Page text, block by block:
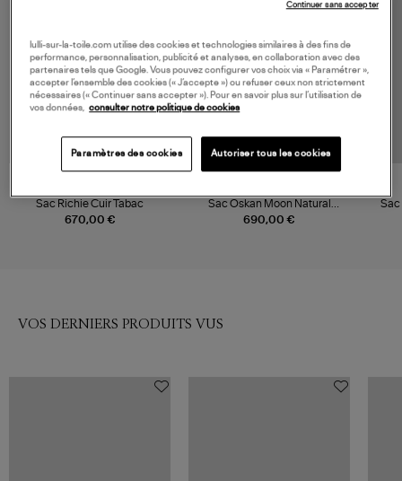
670,00 €
Sac Richie Cuir Tabac
690,00 €
Sac Oskan Moon Natural
Cognac
Sac
VOS DERNIERS PRODUITS VUS
lulli-sur-la-toile.com utilise des cookies et technologies similaires à des fins de
performance, personnalisation, publicité et analyses, en collaboration avec des
partenaires tels que Google. Vous pouvez configurer vos choix via « Paramétrer »,
accepter l’ensemble des cookies (« J’accepte ») ou refuser ceux non strictement
nécessaires (« Continuer sans accepter »). Pour en savoir plus sur l’utilisation de
vos données, consulter notre politique de cookies
Paramètres des cookies Autoriser tous les cookies
Continuer sans accepter